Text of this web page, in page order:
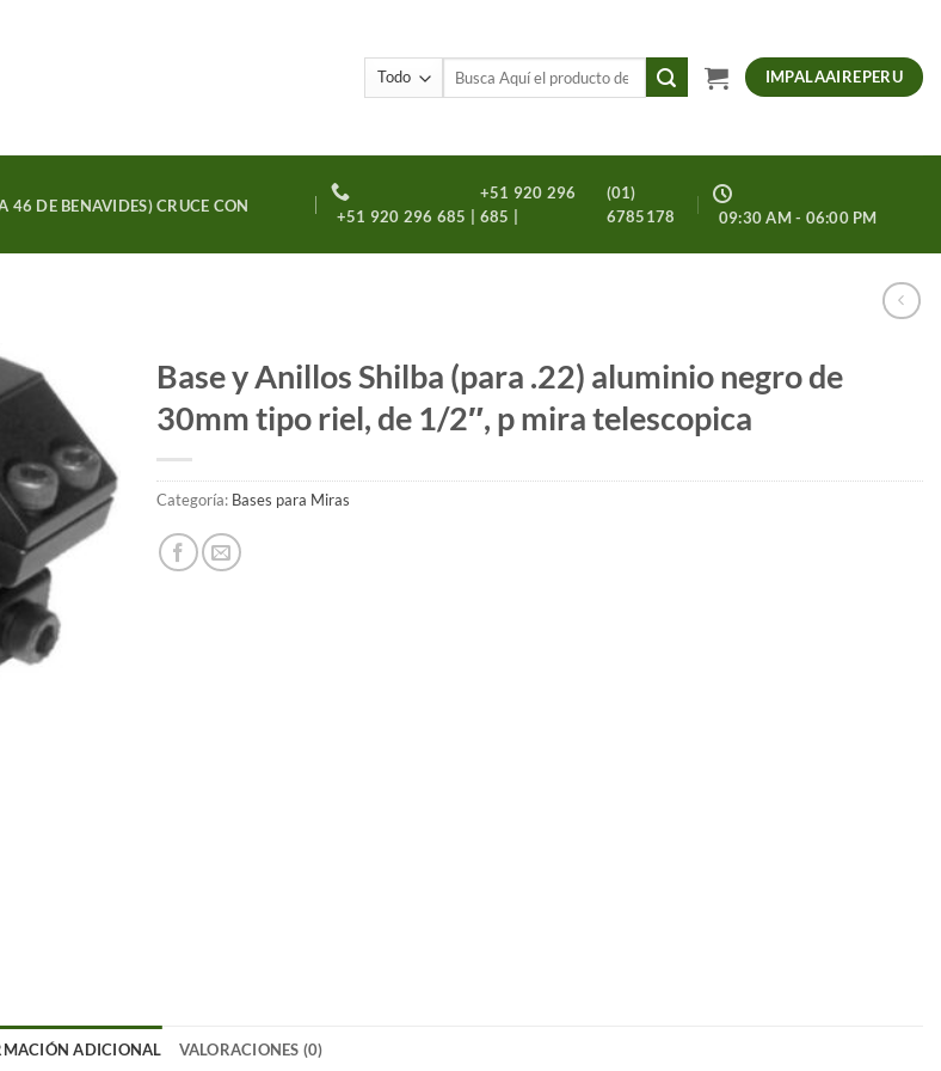
Buscar
IMPALAAIREPERU
DE BENAVIDES) CRUCE CON
09:30 AM - 06:00 PM
+51 920 296 685 |
+51 920 296
685 |
(01)
6785178
Añadir
a la
lista
de
deseos
Base y Anillos Shilba (para .22) aluminio negro de
30mm tipo riel, de 1/2″, p mira telescopica
Categoría: Bases para Miras
ADICIONAL VALORACIONES (0)